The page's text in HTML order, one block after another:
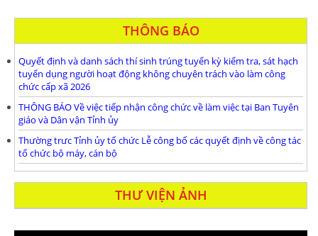
THÔNG BÁO
Quyết định và danh sách thí sinh trúng tuyển kỳ kiểm tra, sát hạch
tuyển dụng người hoạt động không chuyên trách vào làm công
chức cấp xã 2026
THÔNG BÁO Về việc tiếp nhận công chức về làm việc tại Ban Tuyên
giáo và Dân vận Tỉnh ủy
Thường trưc Tỉnh ủy tổ chức Lễ công bố các quyết định về công tác
tổ chức bộ máy, cán bộ
THƯ VIỆN ẢNH